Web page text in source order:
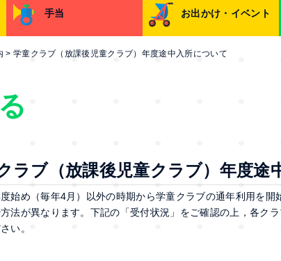
手当 お出かけ・イベント
> 学童クラブ（放課後児童クラブ）年度途中入所について
ラブ（放課後児童クラブ）年度途
始め（毎年4月）以外の時期から学童クラブの通年利用を開
法が異なります。下記の「受付状況」をご確認の上，各ク
い。